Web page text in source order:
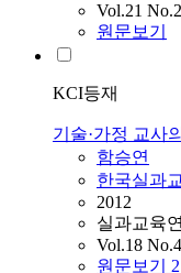
Vol.21
원문보기
KCI등재
기술·가정 교사
함승연
한국실과
2012
실과교육
Vol.18 No.4
원문보기 2